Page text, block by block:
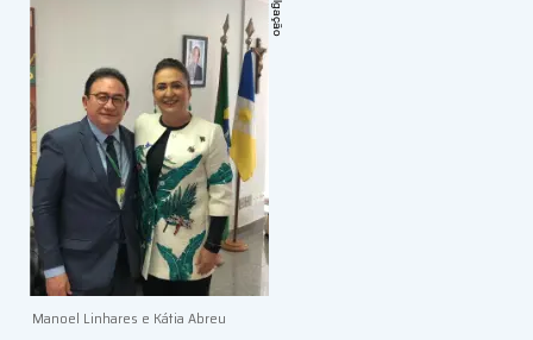
Manoel Linhares e Kátia Abreu